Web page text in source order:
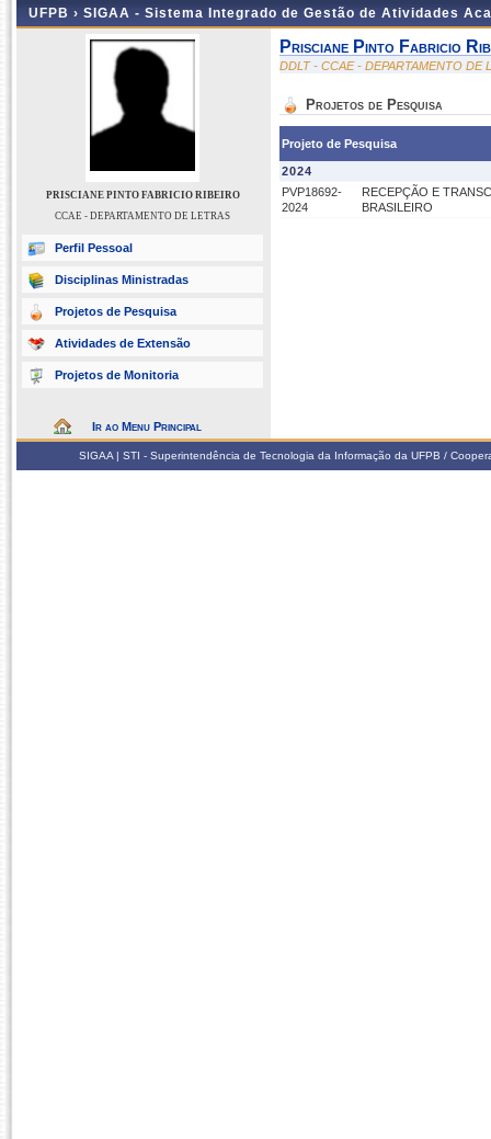
UFPB › SIGAA - Sistema Integrado de Gestão de Atividades
PRISCIANE PINTO FABRICIO RIBEIRO
CCAE - DEPARTAMENTO DE LETRAS
Perfil Pessoal
Disciplinas Ministradas
Projetos de Pesquisa
Atividades de Extensão
Projetos de Monitoria
Ir ao Menu Principal
Prisciane Pinto Fabricio
DDLT - CCAE - DEPARTAMENTO DE
Projetos de Pesquisa
Projeto de Pesquisa
2024
PVP18692-
2024
RECEPÇÃO E
BRASILEIRO
SIGAA | STI - Superintendência de Tecnologia da Informação da UFPB /